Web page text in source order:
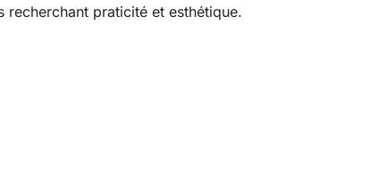
praticité et esthétique.